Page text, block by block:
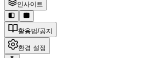
인사이트
활용법/공지
환경 설정